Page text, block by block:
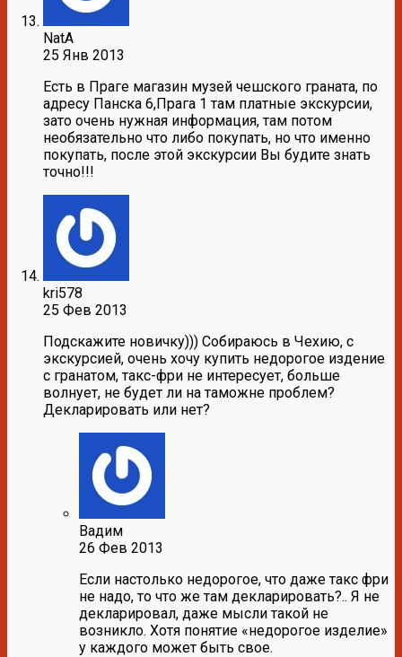
NatA
25 Янв 2013
Есть в Праге магазин музей чешского граната, по
адресу Панска 6,Прага 1 там платные экскурсии,
зато очень нужная информация, там потом
необязательно что либо покупать, но что именно
покупать, после этой экскурсии Вы будите знать
точно!!!
kri578
25 Фев 2013
Подскажите новичку))) Собираюсь в Чехию, с
экскурсией, очень хочу купить недорогое издение
с гранатом, такс-фри не интересует, больше
волнует, не будет ли на таможне проблем?
Декларировать или нет?
Вадим
26 Фев 2013
Если настолько недорогое, что даже такс фри
не надо, то что же там декларировать?.. Я не
декларировал, даже мысли такой не
возникло. Хотя понятие «недорогое изделие»
у каждого может быть свое.